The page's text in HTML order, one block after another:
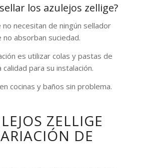
los azulejos zellige?
necesitan de ningún sellador
absorban suciedad.
es utilizar colas y pastas de
para su instalación.
cocinas y baños sin problema.
ZELLIGE
DE